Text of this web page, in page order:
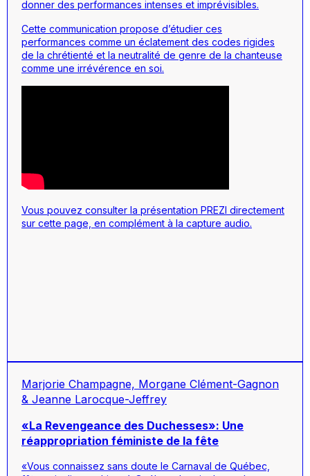
donner des performances intenses et imprévisibles.
Cette communication propose d’étudier ces
performances comme un éclatement des codes rigides
de la chrétienté et la neutralité de genre de la chanteuse
comme une irrévérence en soi.
Vous pouvez consulter la présentation PREZI directement
sur cette page, en complément à la capture audio.
Marjorie Champagne, Morgane Clément-Gagnon
& Jeanne Larocque-Jeffrey
«La Revengeance des Duchesses»: Une
réappropriation féministe de la fête
«Vous connaissez sans doute le Carnaval de Québec,